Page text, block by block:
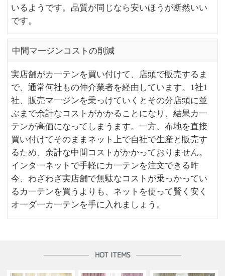
いるようです。品質が同じなら安いほうが断然いい
です。
中間マ一ジンコストの削減
実店舗がカ一テンを買い付けて、店頭で販売するま
で、通常何社もの仲介業者を経由しています。1社1
社、販売マ一ジンを乗っけていくとその分店頭に並
ぶまで余計なコストがかかることになり、結果カ一
テンが高価になってしまうます。一方、布地を直接
買い付けてそのままネット上で自社で生産と販売す
るため、余計な中間コストがかかっておりません。
インタ一ネットで手軽にカ一テンを注文できる昨
今、わざわざ実店舗で無駄なコストが乗っかってい
るカ一テンを買うよりも、ネットを使って賢く安く
オ一ダ一カ一テンを手に入れましょう。
HOT ITEMS